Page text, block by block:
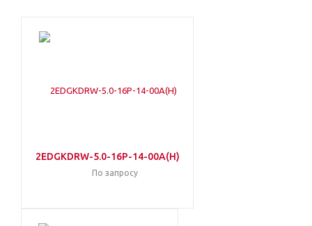
2EDGKDRW-5.0-16P-14-00A(H)
По запросу